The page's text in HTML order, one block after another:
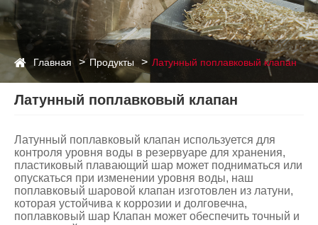
Главная Продукты Латунный поплавковый клапан
Латунный поплавковый клапан
Латунный поплавковый клапан используется для
контроля уровня воды в резервуаре для хранения,
пластиковый плавающий шар может подниматься или
опускаться при изменении уровня воды, наш
поплавковый шаровой клапан изготовлен из латуни,
которая устойчива к коррозии и долговечна,
поплавковый шар Клапан может обеспечить точный и